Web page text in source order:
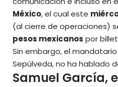
México, el cual este
(al cierre de operaciones)
pesos mexicanos por
Sin embargo, el
Sepúlveda, no ha hablado
Samuel García,